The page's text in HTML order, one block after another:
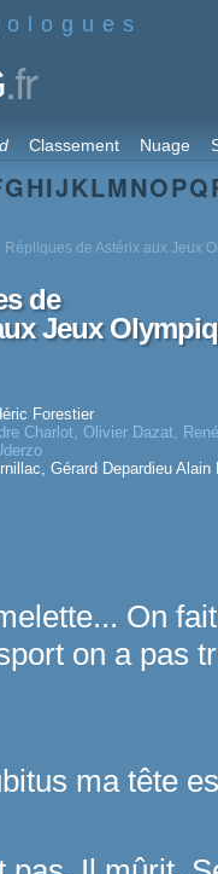
.fr
Classement Nuage
GHIJKLMNOPQ
Répliques de Astérix aux Jeux
de
Jeux
Forestier
Charlot, Olivier Dazat,
, Gérard Depardieu Alain
On
on a pas
ma tête